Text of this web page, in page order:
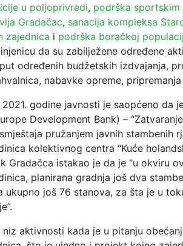
u poljoprivredi, podrška
Gradačac, sanacija kompleksa
zajednica i podrška boračkoj
da su zabilježene određene
određenih budžetskih izdvajanja,
nabavke opreme,
godine javnosti je saopćeno da
Development Bank) –
pružanjem javnih stambenih
kolektivnog centra “Kuće
Gradačca istakao je da je “u okviru
planirana gradnja još dva
ukupno još 76 stanova, za šta je u
niz aktivnosti kada je u pitanju